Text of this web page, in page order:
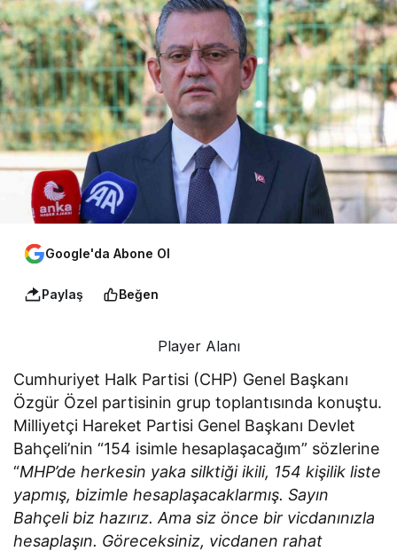
Google'da Abone Ol
Paylaş Beğen
Player Alanı
Cumhuriyet Halk Partisi (CHP) Genel Başkanı
Özgür Özel partisinin grup toplantısında konuştu.
Milliyetçi Hareket Partisi Genel Başkanı Devlet
Bahçeli’nin “154 isimle hesaplaşacağım” sözlerine
“MHP’de herkesin yaka silktiği ikili, 154 kişilik liste
yapmış, bizimle hesaplaşacaklarmış. Sayın
Bahçeli biz hazırız. Ama siz önce bir vicdanınızla
hesaplaşın. Göreceksiniz, vicdanen rahat